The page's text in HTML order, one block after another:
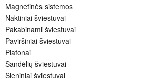
Magnetinės sistemos
Naktiniai šviestuvai
Pakabinami šviestuvai
Paviršiniai šviestuvai
Plafonai
Sandėlių šviestuvai
Sieniniai šviestuvai